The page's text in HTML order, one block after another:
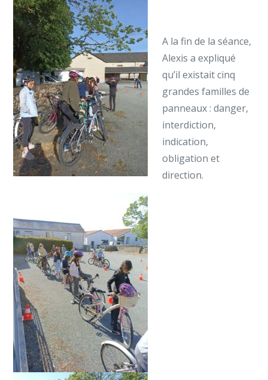
A la fin de la séance,
Alexis a expliqué
qu’il existait cinq
grandes familles de
panneaux : danger,
interdiction,
indication,
obligation et
direction.